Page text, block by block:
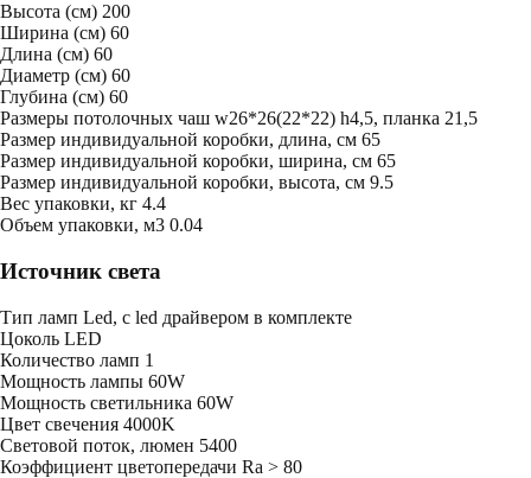
Высота (см) 200
Ширина (см) 60
Длина (см) 60
Диаметр (см) 60
Глубина (см) 60
Размеры потолочных чаш w26*26(22*22) h4,5, планка 21,5
Размер индивидуальной коробки, длина, см 65
Размер индивидуальной коробки, ширина, см 65
Размер индивидуальной коробки, высота, см 9.5
Bес упаковки, кг 4.4
Oбъем упаковки, м3 0.04
Источник света
Тип ламп Led, с led драйвером в комплекте
Цоколь LED
Количество ламп 1
Мощность лампы 60W
Мощность светильника 60W
Цвет свечения 4000K
Световой поток, люмен 5400
Коэффициент цветопередачи Ra > 80